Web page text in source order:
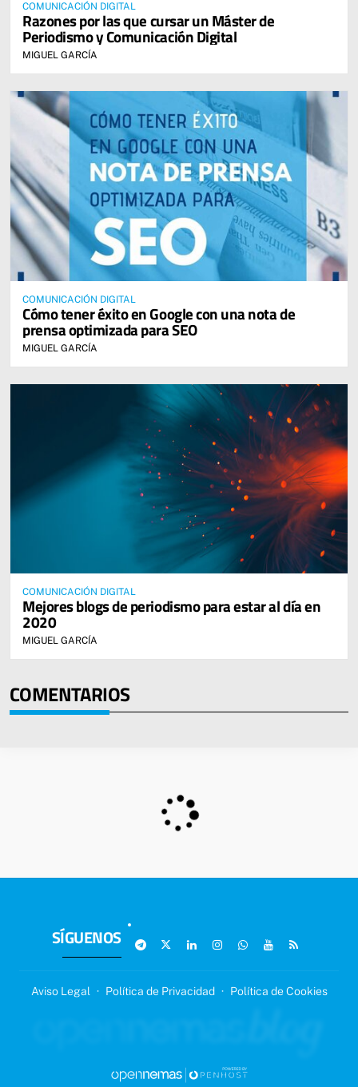
COMUNICACIÓN DIGITAL
Razones por las que cursar un Máster de
Periodismo y Comunicación Digital
MIGUEL GARCÍA
COMUNICACIÓN DIGITAL
Cómo tener éxito en Google con una nota de
prensa optimizada para SEO
MIGUEL GARCÍA
COMUNICACIÓN DIGITAL
Mejores blogs de periodismo para estar al día en
2020
MIGUEL GARCÍA
COMENTARIOS
SÍGUENOS
Aviso Legal · Política de Privacidad · Política de Cookies